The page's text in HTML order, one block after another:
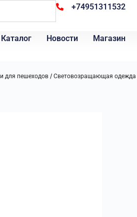
+74951311532
Каталог Новости Магазин
для пешеходов / Световозращающая одежда